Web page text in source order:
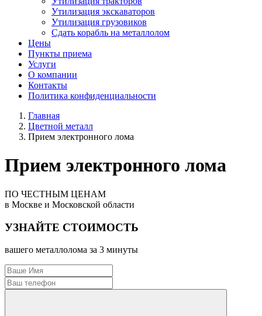
Утилизация экскаваторов
Утилизация грузовиков
Сдать корабль на металлолом
Цены
Пункты приема
Услуги
О компании
Контакты
Политика конфиденциальности
Главная
Цветной металл
Прием электронного лома
Прием электронного лома
ПО ЧЕСТНЫМ ЦЕНАМ
в Москве и Московской области
УЗНАЙТЕ СТОИМОСТЬ
вашего металлолома за 3 минуты